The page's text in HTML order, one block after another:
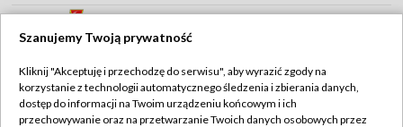
16 Korona Kielce 1
Szanujemy Twoją prywatność
Kliknij "Akceptuję i przechodzę do serwisu", aby wyrazić zgody na
korzystanie z technologii automatycznego śledzenia i zbierania danych,
dostęp do informacji na Twoim urządzeniu końcowym i ich
przechowywanie oraz na przetwarzanie Twoich danych osobowych przez